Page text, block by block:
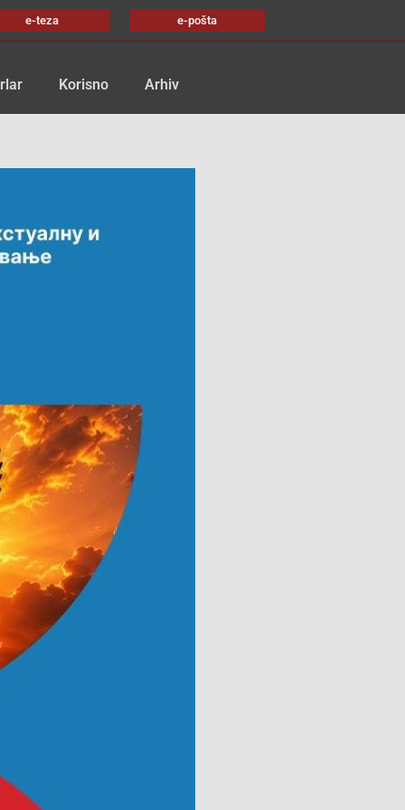
e-teza e-pošta
Korisno Arhiv